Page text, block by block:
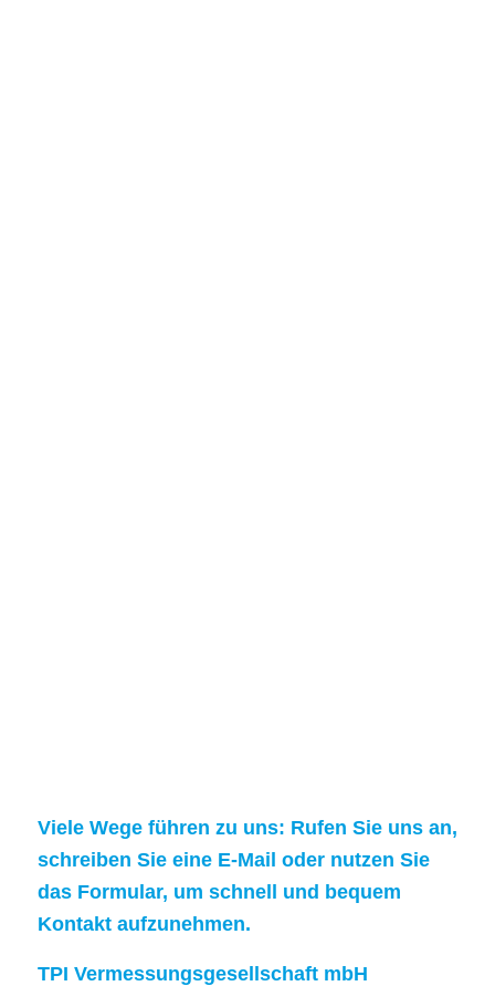
Viele Wege führen zu uns: Rufen Sie uns an,
schreiben Sie eine E-Mail oder nutzen Sie
das Formular, um schnell und bequem
Kontakt aufzunehmen.
TPI Vermessungsgesellschaft mbH